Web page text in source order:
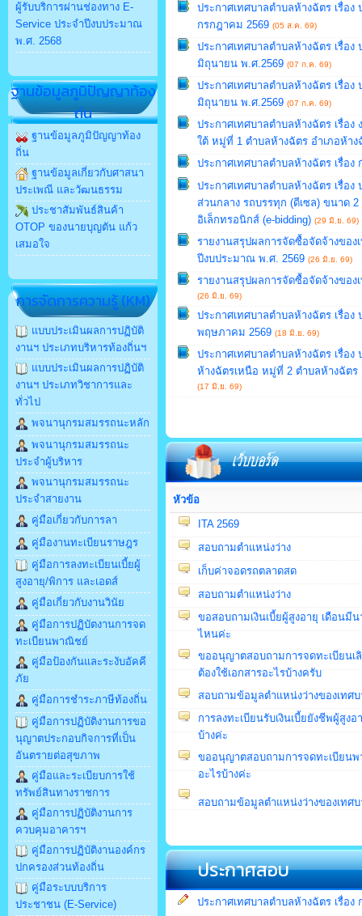
ผู้รับบริการผ่านช่องทาง E-
Service ประจำปีงบประมาณ
พ.ศ. 2568
ฐานข้อมูลภูมิปัญญาท้อง
ถ่น
ฐานข้อมูลภูมิปัญญาท้อง
ถิ่น
ฐานข้อมูลเกี่ยวกับศาสนา
ประเพณี และวัฒนธรรม
ประชาสัมพันธ์สินค้า
OTOP ของนายบุญตัน แก้ว
เสมอใจ
การจัดการความรู้ (KM)
แบบประเมินผลการปฏิบัติ
งานฯ ประเภทบริหารท้องถิ่นฯ
แบบประเมินผลการปฏิบัติ
งานฯ ประเภทวิชาการและ
ทั่วไป
พจนานุกรมสมรรถนะหลัก
พจนานุกรมสมรรถนะ
ประจำผู้บริหาร
พจนานุกรมสมรรถนะ
ประจำสายงาน
คู่มือเกี่ยวกับการลา
คู่มืองานทะเบียนราษฎร
คู่มือการลงทะเบียนเบี้ยผู้
สูงอายุ/พิการ และเอดส์
คู่มือเกี่ยวกับงานวินัย
คู่มือการปฏิบัตงานการจด
ทะเบียนพาณิชย์
คู่มือป้องกันและระงับอัคคี
ภัย
คู่มือการชำระภาษีท้องถิ่น
คู่มือการปฏิบัติงานการขอ
นุญาตประกอบกิจการที่เป็น
อันตรายต่อสุขภาพ
คู่มือและระเบียบการใช้
ทรัพย์สินทางราชการ
คู่มือการปฏิบัติงานการ
ควบคุมอาคารฯ
คู่มือการปฏิบัติงานองค์กร
ปกครองส่วนท้องถิ่น
คู่มือระบบบริการ
ประชาชน (E-Service)
ประกาศเทศบาลตำบลห้างฉัตร เรื่อ
กรกฎาคม 2569 (05 ส.ค. 69)
ประกาศเทศบาลตำบลห้างฉัตร เรื่อ
มิถุนายน พ.ศ.2569 (07 ก.ค. 69)
ประกาศเทศบาลตำบลห้างฉัตร เรื่อ
มิถุนายน พ.ศ.2569 (07 ก.ค. 69)
ประกาศเทศบาลตำบลห้างฉัตร เรื่อ
ใต้ หมู่ที่ 1 ตำบลห้างฉัตร อำเภอห้า
ประกาศเทศบาลตำบลห้างฉัตร เรื่อง
ประกาศเทศบาลตำบลห้างฉัตร เรื่
ส่วนกลาง รถบรรทุก (ดีเซล) ขนาด
อิเล็กทรอนิกส์ (e-bidding) (29 มิ.ย. 69)
รายงานสรุปผลการจัดซื้อจัดจ้างของ
ปีงบประมาณ พ.ศ. 2569 (26 มิ.ย. 69)
รายงานสรุปผลการจัดซื้อจัดจ้างขอ
(26 มิ.ย. 69)
ประกาศเทศบาลตำบลห้างฉัตร เรื่อ
พฤษภาคม 2569 (18 มิ.ย. 69)
ประกาศเทศบาลตำบลห้างฉัตร เรื่อ
ห้างฉัตรเหนือ หมู่ที่ 2 ตำบลห้างฉัตร
(17 มิ.ย. 69)
หัวข้อ
ITA 2569
สอบถามตำแหน่งว่าง
เก็บค่าจอดรถตลาดสด
สอบถามตำแหน่งว่าง
ขอสอบถามเงินเบี้ยผู้สูงอายุ เดือนมี
ไหนค่ะ
ขออนุญาตสอบถามการจดทะเบียน
ต้องใช้เอกสารอะไรบ้างครับ
สอบถามข้อมูลตำแหน่งว่างของเทศ
การลงทะเบียนรับเงินเบี้ยยังชีพผู้สูงอ
บ้างค่ะ
ขออนุญาตสอบถามการจดทะเบียนพ
อะไรบ้างค่ะ
สอบถามข้อมูลตำแหน่งว่างของเทศ
ประกาศสอบ
ประกาศเทศบาลตำบลห้างฉัตร เรื่อ